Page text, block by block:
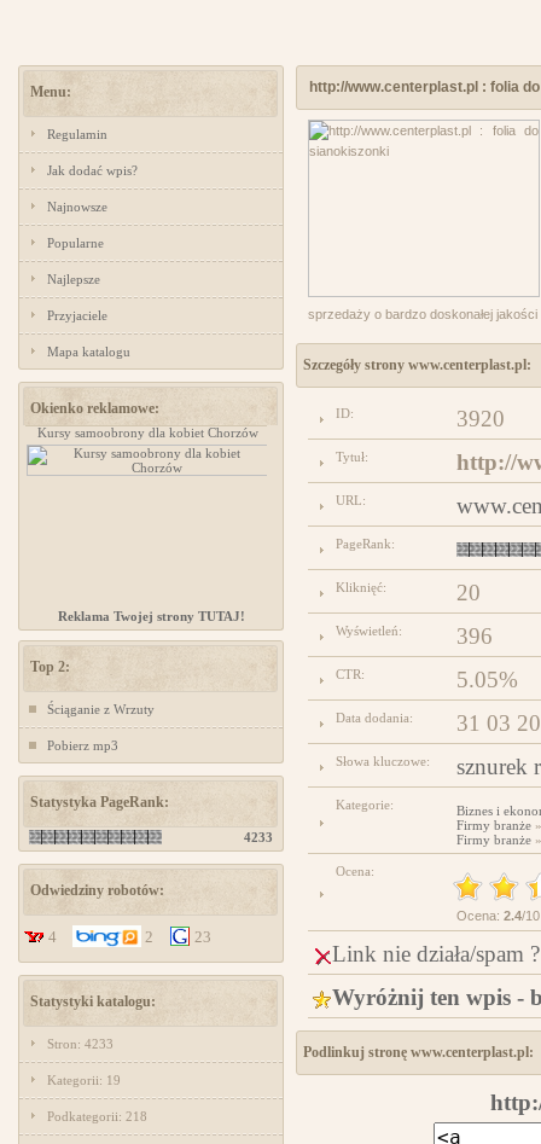
Menu:
Regulamin
Jak dodać wpis?
Najnowsze
Popularne
Najlepsze
Przyjaciele
Mapa katalogu
Okienko reklamowe:
Kursy samoobrony dla kobiet Chorzów
Reklama Twojej strony TUTAJ!
Top 2:
Ściąganie z Wrzuty
Pobierz mp3
Statystyka PageRank:
4233
Odwiedziny robotów:
4 2 23
Statystyki katalogu:
Stron: 4233
Kategorii: 19
Podkategorii: 218
http://www.centerplast.pl : folia
sprzedaży o bardzo doskonałej
Szczegóły strony www.centerplast.pl:
ID: 3920
Tytuł: http://
URL:
PageRank:
Kliknięć: 20
Wyświetleń: 396
CTR: 5.05%
Data dodania: 31 03
Słowa kluczowe: sznurek
Kategorie:
Biznes i
Firmy branże
Firmy branże
Ocena:
Ocena: 2.4/
Link nie działa/spam ?
Wyróżnij ten wpis -
Podlinkuj stronę www.centerplast.pl: